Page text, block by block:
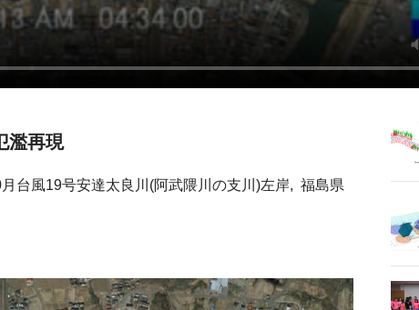
濫再現
台風19号安達太良川(阿武隈川の支川)左岸, 福島県